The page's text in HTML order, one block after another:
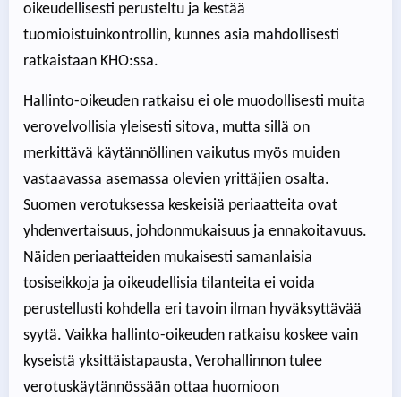
oikeudellisesti perusteltu ja kestää
tuomioistuinkontrollin, kunnes asia mahdollisesti
ratkaistaan KHO:ssa.
Hallinto-oikeuden ratkaisu ei ole muodollisesti muita
verovelvollisia yleisesti sitova, mutta sillä on
merkittävä käytännöllinen vaikutus myös muiden
vastaavassa asemassa olevien yrittäjien osalta.
Suomen verotuksessa keskeisiä periaatteita ovat
yhdenvertaisuus, johdonmukaisuus ja ennakoitavuus.
Näiden periaatteiden mukaisesti samanlaisia
tosiseikkoja ja oikeudellisia tilanteita ei voida
perustellusti kohdella eri tavoin ilman hyväksyttävää
syytä. Vaikka hallinto-oikeuden ratkaisu koskee vain
kyseistä yksittäistapausta, Verohallinnon tulee
verotuskäytännössään ottaa huomioon